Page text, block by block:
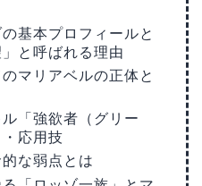
基本プロフィールと
」と呼ばれる理由
マリアベルの正体と
「強欲者（グリー
応用技
な弱点とは